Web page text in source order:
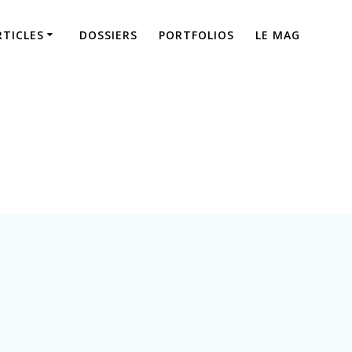
DOSSIERS PORTFOLIOS LE MAG